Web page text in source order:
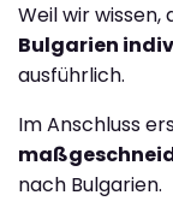
Weil wir wissen,
Bulgarien
ausführlich.
Im Anschluss
nach Bulgarien.